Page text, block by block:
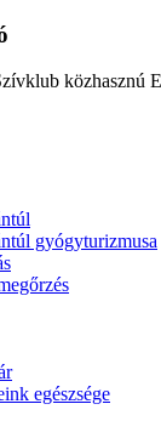
közhasznú
gyógyturizmusa
egészsége